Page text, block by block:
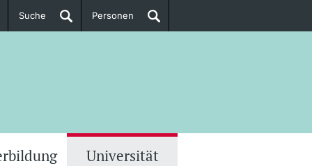
Suche Personen
Universität